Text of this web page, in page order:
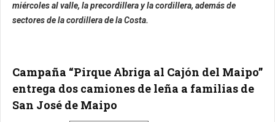
miércoles al valle, la precordillera y la cordillera, además de
sectores de la cordillera de la Costa.
Campaña “Pirque Abriga al Cajón del Maipo”
entrega dos camiones de leña a familias de
San José de Maipo